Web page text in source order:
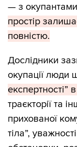
— з
простір
повністю.
Дослідники
окупації люди
експертності”
траєкторії та
прихованої
тіла”,